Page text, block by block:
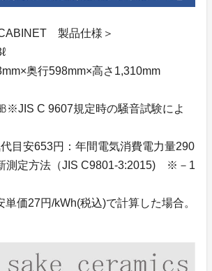
製品仕様＞
奥行598mm×高さ1,310mm
※JIS C 9607規定時の騒音試験によ
目安653円：年間電気消費電力量290
測定方法（JIS C9801-3:2015) ※－1
価27円/kWh(税込)で計算した場合。